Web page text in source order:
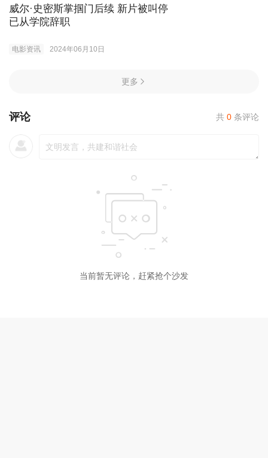
威尔·史密斯掌掴门后续 新片被叫停
已从学院辞职
电影资讯 2024年06月10日
更多
评论 共 0 条评论
当前暂无评论，赶紧抢个沙发